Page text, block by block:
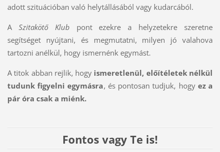
adott szituációban való helytállásából vagy kudarcából.
A Szitakötő Klub pont ezekre a helyzetekre szeretne
segítséget nyújtani, és megmutatni, milyen jó valahova
tartozni anélkül, hogy ismernénk egymást.
A titok abban rejlik, hogy ismeretlenül, előítéletek nélkül
tudunk figyelni egymásra, és pontosan tudjuk, hogy ez a
pár óra csak a miénk.
Fontos vagy Te is!